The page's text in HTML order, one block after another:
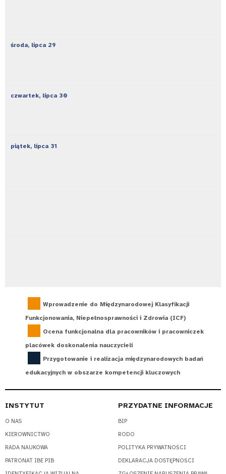
środa, lipca 29
czwartek, lipca 30
piątek, lipca 31
Wprowadzenie do Międzynarodowej Klasyfikacji
Funkcjonowania, Niepełnosprawności i Zdrowia (ICF)
Ocena funkcjonalna dla pracowników i pracowniczek
placówek doskonalenia nauczycieli
Przygotowanie i realizacja międzynarodowych badań
edukacyjnych w obszarze kompetencji kluczowych
INSTYTUT
O NAS
KIEROWNICTWO
RADA NAUKOWA
PATRONAT IBE PIB
PRZYDATNE INFORMACJE
BIP
RODO
POLITYKA PRYWATNOŚCI
DEKLARACJA DOSTĘPNOŚCI